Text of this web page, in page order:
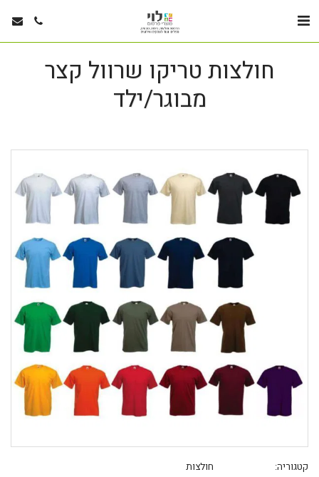
חולצות טריקו שרוול קצר
מבוגר/ילד
קטגוריה: חולצות